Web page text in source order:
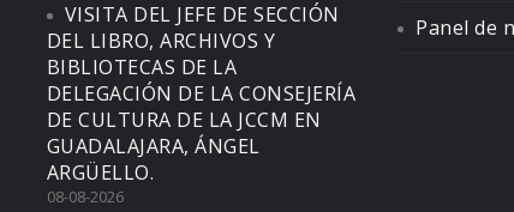
VISITA DEL JEFE DE SECCIÓN
DEL LIBRO, ARCHIVOS Y
BIBLIOTECAS DE LA
DELEGACIÓN DE LA CONSEJERÍA
DE CULTURA DE LA JCCM EN
GUADALAJARA, ÁNGEL
ARGÜELLO.
08-08-2026
Panel de